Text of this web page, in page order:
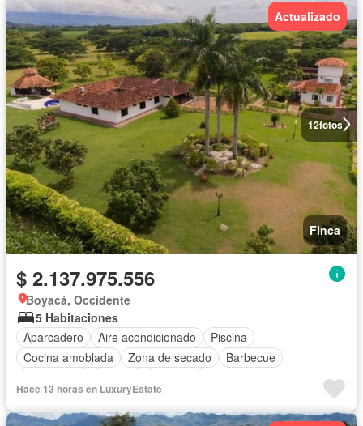
12fotos
Actualizado
Finca
$ 2.137.975.556
Boyacá, Occidente
5 Habitaciones
Aparcadero
Aire acondicionado
Piscina
Cocina amoblada
Zona de secado
Barbecue
Hace 13 horas en LuxuryEstate